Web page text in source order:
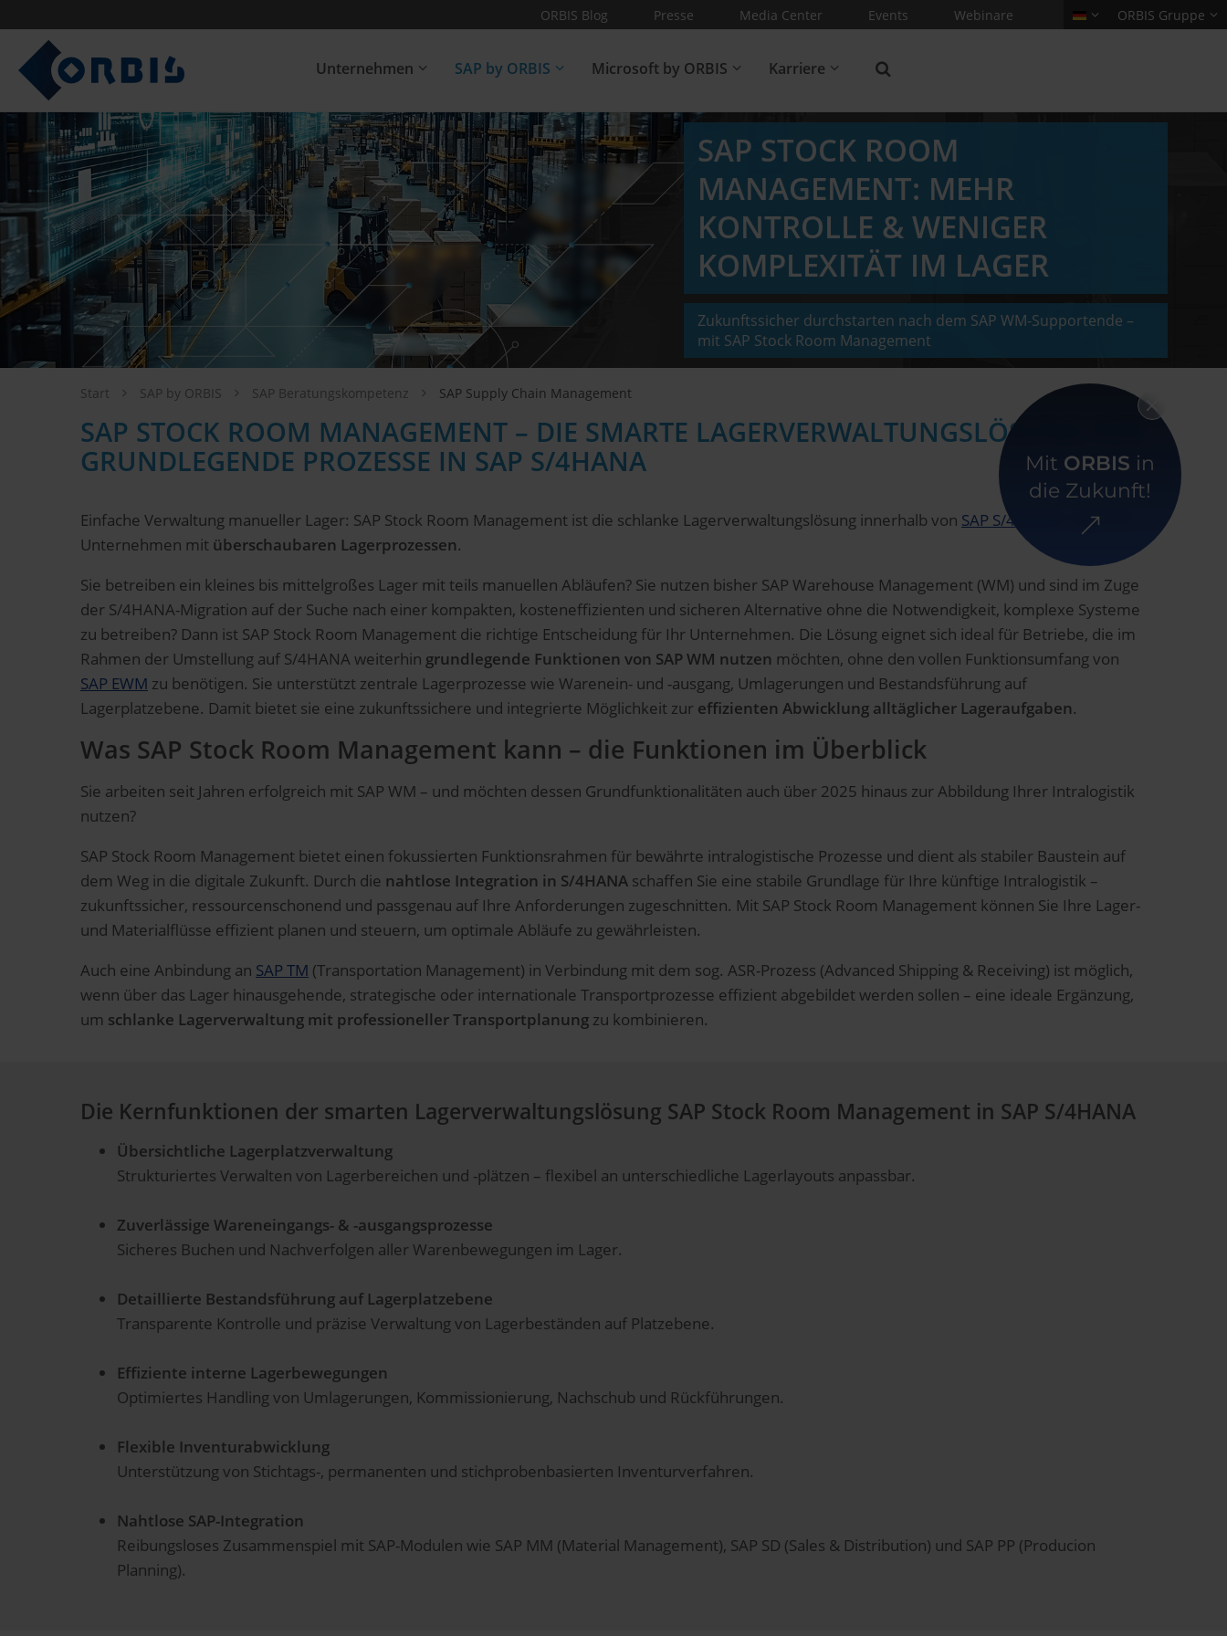
Mit ORBIS in
die Zukunft!
ORBIS Blog Presse Media Center Events Webinare ORBIS Gruppe
Unternehmen SAP by ORBIS Microsoft by ORBIS Karriere
SAP STOCK ROOM
MANAGEMENT: MEHR
KONTROLLE & WENIGER
KOMPLEXITÄT IM LAGER
Zukunftssicher durchstarten nach dem SAP WM-Supportende –
mit SAP Stock Room Management
Start SAP by ORBIS SAP Beratungskompetenz SAP Supply Chain Management
SAP STOCK ROOM MANAGEMENT – DIE SMARTE LAGERVERWALTUNGSLÖSUNG FÜR
GRUNDLEGENDE PROZESSE IN SAP S/4HANA
Einfache Verwaltung manueller Lager: SAP Stock Room Management ist die schlanke Lagerverwaltungslösung innerhalb von SAP S/4HANA
– ideal für
Unternehmen mit überschaubaren Lagerprozessen.
Sie betreiben ein kleines bis mittelgroßes Lager mit teils manuellen Abläufen? Sie nutzen bisher SAP Warehouse Management (WM) und sind im Zuge
der S/4HANA-Migration auf der Suche nach einer kompakten, kosteneffizienten und sicheren Alternative ohne die Notwendigkeit, komplexe Systeme
zu betreiben? Dann ist SAP Stock Room Management die richtige Entscheidung für Ihr Unternehmen. Die Lösung eignet sich ideal für Betriebe, die im
Rahmen der Umstellung auf S/4HANA weiterhin grundlegende Funktionen von SAP WM nutzen möchten, ohne den vollen Funktionsumfang von
SAP EWM zu benötigen. Sie unterstützt zentrale Lagerprozesse wie Warenein- und -ausgang, Umlagerungen und Bestandsführung auf
Lagerplatzebene. Damit bietet sie eine zukunftssichere und integrierte Möglichkeit zur effizienten Abwicklung alltäglicher Lageraufgaben.
Was SAP Stock Room Management kann – die Funktionen im Überblick
Sie arbeiten seit Jahren erfolgreich mit SAP WM – und möchten dessen Grundfunktionalitäten auch über 2025 hinaus zur Abbildung Ihrer Intralogistik
nutzen?
SAP Stock Room Management bietet einen fokussierten Funktionsrahmen für bewährte intralogistische Prozesse und dient als stabiler Baustein auf
dem Weg in die digitale Zukunft. Durch die nahtlose Integration in S/4HANA schaffen Sie eine stabile Grundlage für Ihre künftige Intralogistik –
zukunftssicher, ressourcenschonend und passgenau auf Ihre Anforderungen zugeschnitten. Mit SAP Stock Room Management können Sie Ihre Lager-
und Materialflüsse effizient planen und steuern, um optimale Abläufe zu gewährleisten.
Auch eine Anbindung an SAP TM (Transportation Management) in Verbindung mit dem sog. ASR-Prozess (Advanced Shipping & Receiving) ist möglich,
wenn über das Lager hinausgehende, strategische oder internationale Transportprozesse effizient abgebildet werden sollen – eine ideale Ergänzung,
um schlanke Lagerverwaltung mit professioneller Transportplanung zu kombinieren.
Die Kernfunktionen der smarten Lagerverwaltungslösung SAP Stock Room Management in SAP S/4HANA
Übersichtliche Lagerplatzverwaltung
Strukturiertes Verwalten von Lagerbereichen und -plätzen – flexibel an unterschiedliche Lagerlayouts anpassbar.
Zuverlässige Wareneingangs- & -ausgangsprozesse
Sicheres Buchen und Nachverfolgen aller Warenbewegungen im Lager.
Detaillierte Bestandsführung auf Lagerplatzebene
Transparente Kontrolle und präzise Verwaltung von Lagerbeständen auf Platzebene.
Effiziente interne Lagerbewegungen
Optimiertes Handling von Umlagerungen, Kommissionierung, Nachschub und Rückführungen.
Flexible Inventurabwicklung
Unterstützung von Stichtags-, permanenten und stichprobenbasierten Inventurverfahren.
Nahtlose SAP-Integration
Reibungsloses Zusammenspiel mit SAP-Modulen wie SAP MM (Material Management), SAP SD (Sales & Distribution) und SAP PP (Producion
Planning).